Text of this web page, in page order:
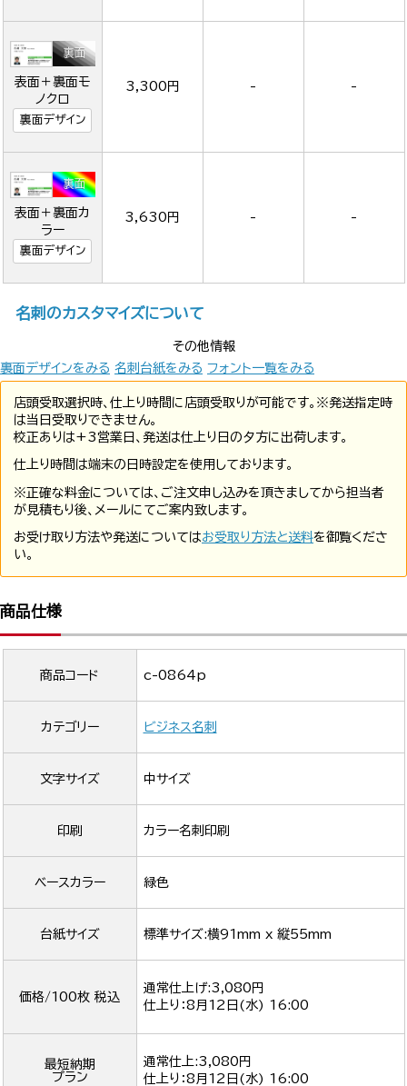
表面＋裏面モ
ノクロ
裏面デザイン
3,300円 - -
表面＋裏面カ
ラー
裏面デザイン
3,630円 - -
名刺のカスタマイズについて
その他情報
裏面デザインをみる 名刺台紙をみる フォント一覧をみる
店頭受取選択時、仕上り時間に店頭受取りが可能です。※発送指定時
は当日受取りできません。
校正ありは+3営業日、発送は仕上り日の夕方に出荷します。
仕上り時間は端末の日時設定を使用しております。
※正確な料金については、ご注文申し込みを頂きましてから担当者
が見積もり後、メールにてご案内致します。
お受け取り方法や発送についてはお受取り方法と送料を御覧くださ
い。
商品仕様
商品コード c-0864p
カテゴリー ビジネス名刺
文字サイズ 中サイズ
印刷 カラー名刺印刷
ベースカラー 緑色
台紙サイズ 標準サイズ:横91mm x 縦55mm
価格/100枚 税込
通常仕上げ:3,080円
仕上り：8月12日(水) 16:00
最短納期
プラン
通常仕上:3,080円
仕上り：8月12日(水) 16:00